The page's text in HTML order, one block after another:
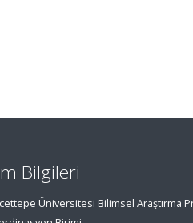
Bilgileri
Üniversitesi Bilimsel Araştırma